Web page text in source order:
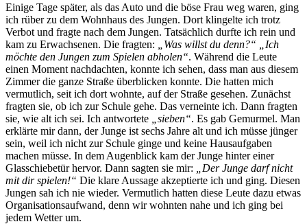
Einige Tage später, als das Auto und die böse Frau weg waren, ging
ich rüber zu dem Wohnhaus des Jungen. Dort klingelte ich trotz
Verbot und fragte nach dem Jungen. Tatsächlich durfte ich rein und
kam zu Erwachsenen. Die fragten:
„Was willst du denn?“
„Ich
möchte den Jungen zum Spielen abholen“. Während die Leute
einen Moment nachdachten, konnte ich sehen, dass man aus diesem
Zimmer die ganze Straße überblicken konnte. Die hatten mich
vermutlich, seit ich dort wohnte, auf der Straße gesehen. Zunächst
fragten sie, ob ich zur Schule gehe. Das verneinte ich. Dann fragten
sie, wie alt ich sei. Ich antwortete
„sieben“. Es gab Gemurmel. Man
erklärte mir dann, der Junge ist sechs Jahre alt und ich müsse jünger
sein, weil ich nicht zur Schule ginge und keine Hausaufgaben
machen müsse. In dem Augenblick kam der Junge hinter einer
Glasschiebetür hervor. Dann sagten sie mir:
„Der Junge darf nicht
mit dir spielen!“ Die klare Aussage akzeptierte ich und ging. Diesen
Jungen sah ich nie wieder. Vermutlich hatten diese Leute dazu etwas
Organisationsaufwand, denn wir wohnten nahe und ich ging bei
jedem Wetter um.